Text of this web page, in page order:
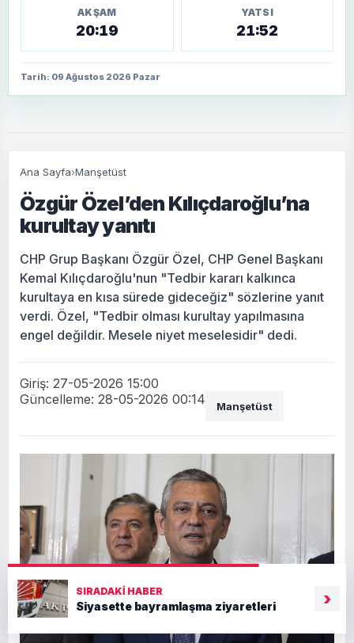
AKŞAM
20:19
YATSI
21:52
Tarih: 09 Ağustos 2026 Pazar
Ana Sayfa›Manşetüst
Özgür Özel’den Kılıçdaroğlu’na
kurultay yanıtı
CHP Grup Başkanı Özgür Özel, CHP Genel Başkanı
Kemal Kılıçdaroğlu'nun "Tedbir kararı kalkınca
kurultaya en kısa sürede gideceğiz" sözlerine yanıt
verdi. Özel, "Tedbir olması kurultay yapılmasına
engel değildir. Mesele niyet meselesidir" dedi.
Giriş: 27-05-2026 15:00
Güncelleme: 28-05-2026 00:14
Manşetüst
SIRADAKI HABER
Siyasette bayramlaşma ziyaretleri ›